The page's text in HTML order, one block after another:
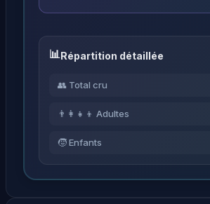
Répartition détaillée
👥 Total cru
👨‍👩‍👧‍👦 Adultes
🧒 Enfants